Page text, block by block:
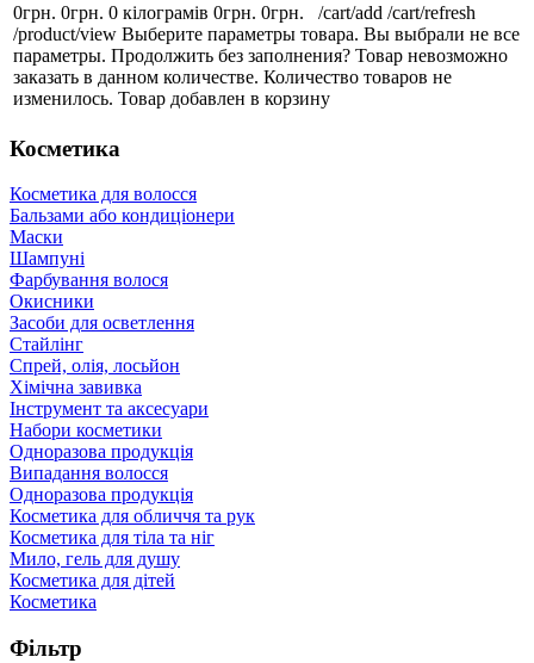
0грн. 0грн. 0 кілограмів 0грн. 0грн. /cart/add /cart/refresh
/product/view Выберите параметры товара. Вы выбрали не все
параметры. Продолжить без заполнения? Товар невозможно
заказать в данном количестве. Количество товаров не
изменилось. Товар добавлен в корзину
Косметика
Косметика для волосся
Бальзами або кондиціонери
Маски
Шампуні
Фарбування волося
Окисники
Засоби для осветлення
Стайлінг
Спрей, олія, лосьйон
Хімічна завивка
Інструмент та аксесуари
Набори косметики
Одноразова продукція
Випадання волосся
Одноразова продукція
Косметика для обличчя та рук
Косметика для тіла та ніг
Мило, гель для душу
Косметика для дітей
Косметика
Фільтр